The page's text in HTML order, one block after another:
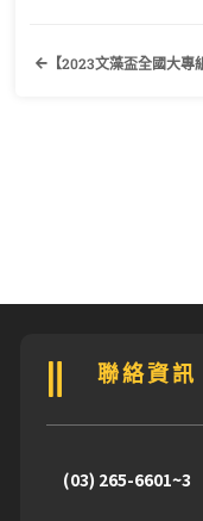
聯絡資訊
(03) 265-6601~3